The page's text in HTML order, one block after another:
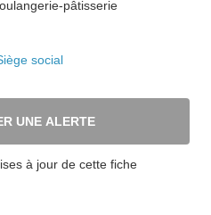
pâtisserie
social
UNE ALERTE
à jour de cette fiche